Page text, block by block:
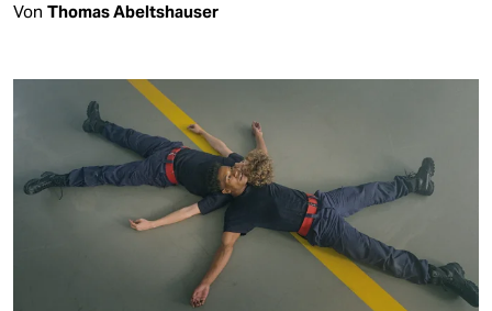
Von Thomas Abeltshauser